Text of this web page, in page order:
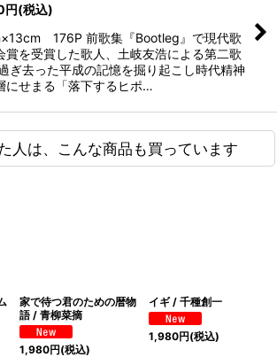
円(税込)
176P 前歌集『Bootleg』で現代歌
賞を受賞した歌人、土岐友浩による第二歌
ぎ去った平成の記憶を掘り起こし時代精神
にせまる「落下するヒポ…
人は、こんな商品も買っています
家で待つ君のための暦物
語 / 青柳菜摘
1,980円(税込)
イギ / 千種創一
1,980円(税込)